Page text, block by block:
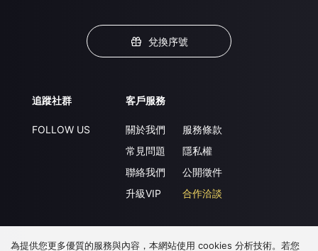
兌換序號
追蹤社群
FOLLOW US
客戶服務
關於我們
常見問題
聯絡我們
升級VIP
服務條款
隱私權
公開徵件
合作洽談
下載 APP
為提供您更多優質的服務與內容，本網站使用 cookies 分析技術。若您